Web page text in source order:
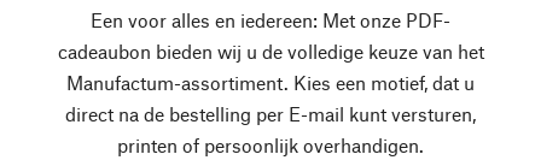
Een voor alles en iedereen: Met onze PDF-
cadeaubon bieden wij u de volledige keuze van het
Manufactum-assortiment. Kies een motief, dat u
direct na de bestelling per E-mail kunt versturen,
printen of persoonlijk overhandigen.